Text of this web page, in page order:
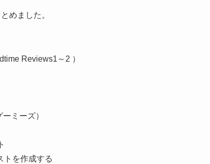
めました。
Reviews1～2 ）
ミーズ）
トを作成する